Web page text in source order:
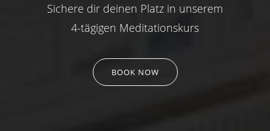
Sichere dir deinen Platz in unserem
4-tägigen Meditationskurs
BOOK NOW